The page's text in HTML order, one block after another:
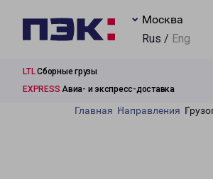
Москва
Rus / Eng
LTLСборные грузы
EXPRESS Авиа- и экспресс-доставка
Главная Направления